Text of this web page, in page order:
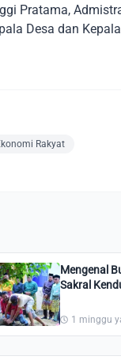
Pratama,
Desa dan
Rakyat
Mengenal
Sakral
1 minggu